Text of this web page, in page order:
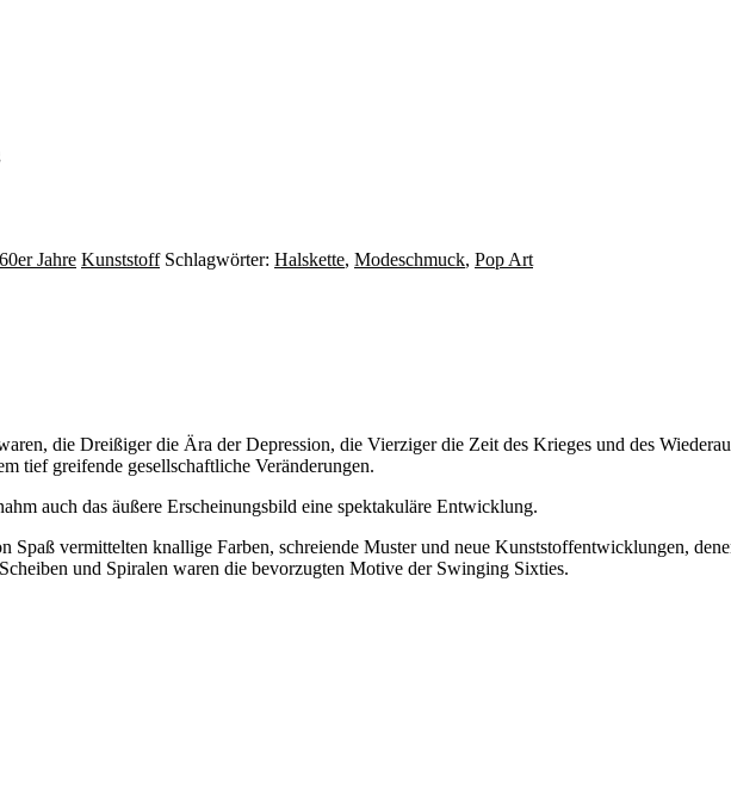
60er Jahre Kunststoff Schlagwörter: Halskette, Modeschmuck, Pop Art
die Dreißiger die Ära der Depression, die Vierziger die Zeit des Krieges und des
tief greifende gesellschaftliche Veränderungen.
auch das äußere Erscheinungsbild eine spektakuläre Entwicklung.
Spaß vermittelten knallige Farben, schreiende Muster und neue Kunststoffentwicklungen,
und Spiralen waren die bevorzugten Motive der Swinging Sixties.